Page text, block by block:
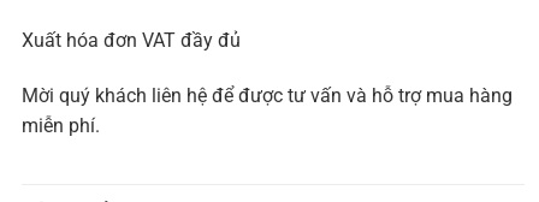
Xuất hóa đơn VAT đầy đủ
Mời quý khách liên hệ để được tư vấn và hỗ trợ mua hàng
miễn phí.